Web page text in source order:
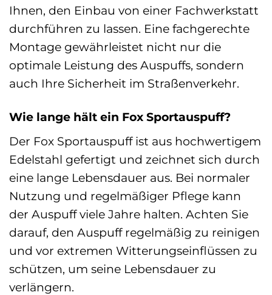
Ihnen, den Einbau von einer Fachwerkstatt
durchführen zu lassen. Eine fachgerechte
Montage gewährleistet nicht nur die
optimale Leistung des Auspuffs, sondern
auch Ihre Sicherheit im Straßenverkehr.
Wie lange hält ein Fox Sportauspuff?
Der Fox Sportauspuff ist aus hochwertigem
Edelstahl gefertigt und zeichnet sich durch
eine lange Lebensdauer aus. Bei normaler
Nutzung und regelmäßiger Pflege kann
der Auspuff viele Jahre halten. Achten Sie
darauf, den Auspuff regelmäßig zu reinigen
und vor extremen Witterungseinflüssen zu
schützen, um seine Lebensdauer zu
verlängern.